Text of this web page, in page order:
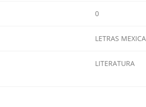
0
LETRAS
LITERATURA